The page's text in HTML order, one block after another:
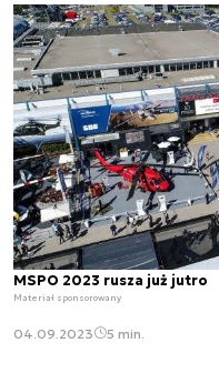
MSPO 2023 rusza już jutro
Materiał sponsorowany
04.09.2023 5 min.